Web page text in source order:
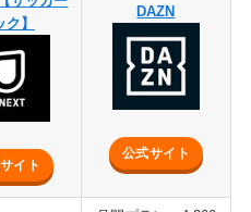
】
イト
DAZN
公式サイト